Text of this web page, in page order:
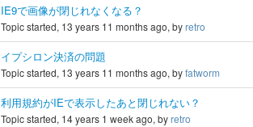
IE9で画像が閉じれなくなる？
Topic started, 13 years 11 months ago, byretro
イプシロン決済の問題
Topic started, 13 years 11 months ago, byfatworm
利用規約がIEで表示したあと閉じれない？
Topic started, 14 years 1 week ago, byretro